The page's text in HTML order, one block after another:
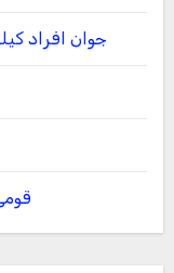
جوان افراد